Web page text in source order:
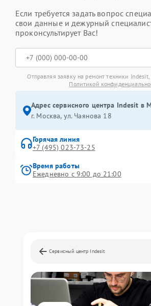
Если требуется задать вопрос
свои данные и дежурный
проконсультирует Вас!
Отправляя заявку на ремонт техники
Политикой
Адрес сервисного центра Indesit в
г. Москва, ул. Чаянова 18
Горячая линия
+7 (495) 023-73-25
Время работы
Ежедневно с 9:00 до 21:00
Сервисный центр Indesit